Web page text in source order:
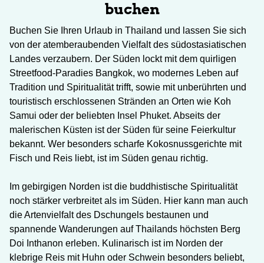
buchen
Buchen Sie Ihren Urlaub in Thailand und lassen Sie sich
von der atemberaubenden Vielfalt des südostasiatischen
Landes verzaubern. Der Süden lockt mit dem quirligen
Streetfood-Paradies Bangkok, wo modernes Leben auf
Tradition und Spiritualität trifft, sowie mit unberührten und
touristisch erschlossenen Stränden an Orten wie Koh
Samui oder der beliebten Insel Phuket. Abseits der
malerischen Küsten ist der Süden für seine Feierkultur
bekannt. Wer besonders scharfe Kokosnussgerichte mit
Fisch und Reis liebt, ist im Süden genau richtig.
Im gebirgigen Norden ist die buddhistische Spiritualität
noch stärker verbreitet als im Süden. Hier kann man auch
die Artenvielfalt des Dschungels bestaunen und
spannende Wanderungen auf Thailands höchsten Berg
Doi Inthanon erleben. Kulinarisch ist im Norden der
klebrige Reis mit Huhn oder Schwein besonders beliebt,